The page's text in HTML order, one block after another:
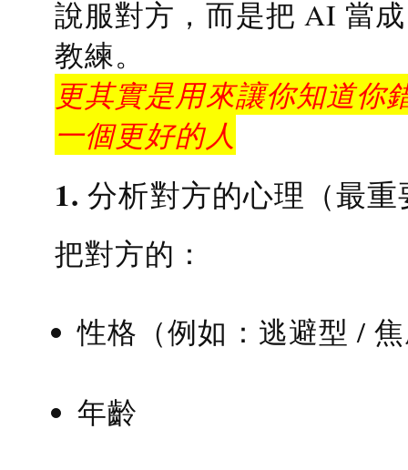
說服對方，而是把 AI 當
教練。
更其實是用來讓你知道你
一個更好的人
1. 分析對方的心理（最
把對方的：
性格（例如：逃避型 /
年齡